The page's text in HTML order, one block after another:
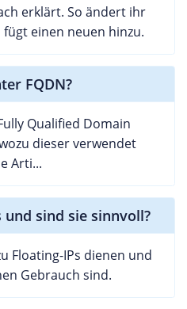
erklärt. So ändert ihr
einen neuen hinzu.
FQDN?
Qualified Domain
dieser verwendet
Arti...
und sind sie sinnvoll?
Floating-IPs dienen und
Gebrauch sind.